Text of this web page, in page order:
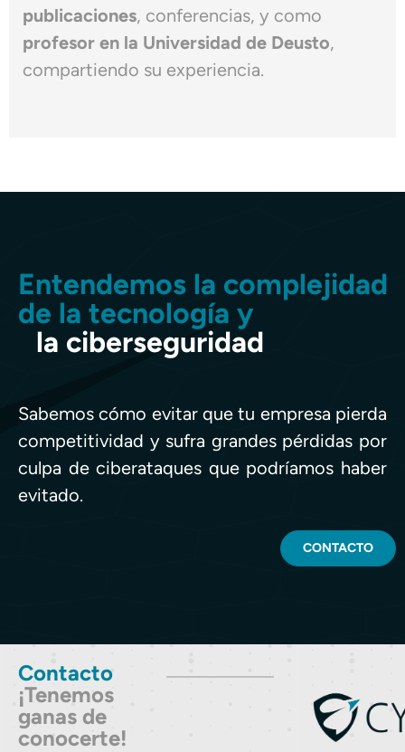
publicaciones, conferencias, y como
profesor en la Universidad de Deusto,
compartiendo su experiencia.
Entendemos la complejidad
de la tecnología y
la ciberseguridad
Sabemos cómo evitar que tu empresa pierda
competitividad y sufra grandes pérdidas por
culpa de ciberataques que podríamos haber
evitado.
CONTACTO
Contacto
¡Tenemos
ganas de
conocerte!